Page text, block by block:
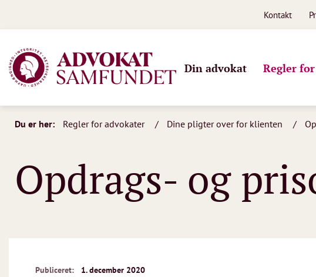
Kontakt
Din advokat Regler
Du er her: Regler for advokater Dine pligter over for klienten
Opdrags- og
Publiceret:
1. december 2020